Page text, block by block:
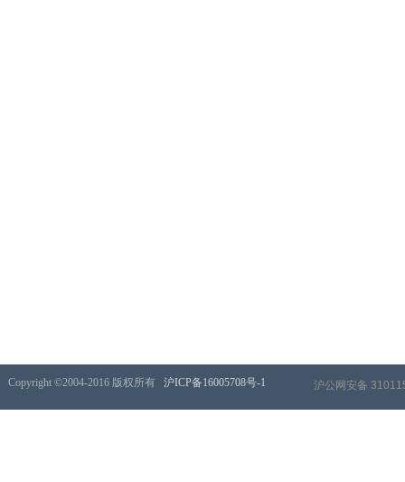
​Copyright ©2004-2016 版权所有 沪ICP备16005708号-1 沪公网安备